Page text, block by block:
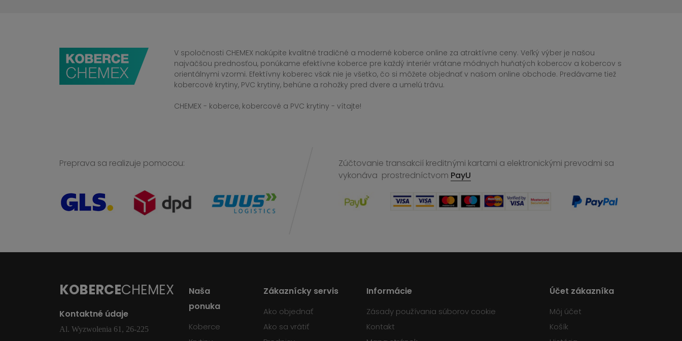
V spoločnosti CHEMEX nakúpite kvalitné tradičné a moderné koberce online za atraktívne ceny. Veľký výber je našou
najväčšou prednosťou, ponúkame efektívne koberce pre každý interiér vrátane módnych huňatých kobercov a kobercov s
orientálnymi vzormi. Efektívny koberec však nie je všetko, čo si môžete objednať v našom online obchode. Predávame tiež
kobercové krytiny, PVC krytiny, behúne a rohožky pred dvere a umelú trávu.
CHEMEX - koberce, kobercové a PVC krytiny - vítajte!
Preprava sa realizuje pomocou:
Zúčtovanie transakcií kreditnými kartami a elektronickými prevodmi sa
vykonáva prostredníctvom PayU
KOBERCECHEMEX
Kontaktné údaje
Al. Wyzwolenia 61, 26-225
Naša
ponuka
Koberce
Zákaznícky servis
Ako objednať
Ako sa vrátiť
Informácie
Zásady používania súborov cookie
Kontakt
Účet zákazníka
Môj účet
Košík